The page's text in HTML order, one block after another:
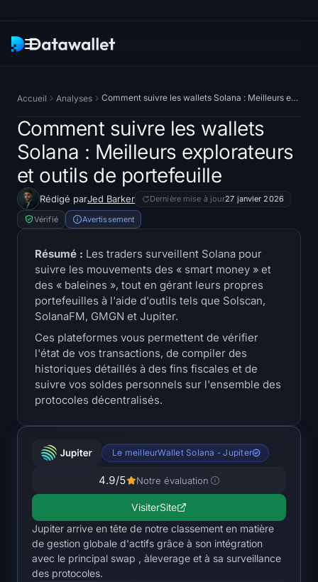
Recherche
Trackers ETF
ETFs Bitcoin
ETFs Ethereum
ETFs Solana
ETFs Hyperliquid
Trésoreries
Trésoreries Bitcoin
Trésoreries Ethereum
Toutes les Liquidations
Heatmap BTC
Accueil Analyses Comment suivre les wallets Solana : Meilleurs explorateurs et outils de portefeuille
Comment suivre les wallets
Solana : Meilleurs explorateurs
et outils de portefeuille
Rédigé parJed Barker Dernière mise à jour27 janvier 2026
Vérifié Avertissement
Résumé : Les traders surveillent Solana pour
suivre les mouvements des « smart money » et
des « baleines », tout en gérant leurs propres
portefeuilles à l'aide d'outils tels que Solscan,
SolanaFM, GMGN et Jupiter.
Ces plateformes vous permettent de vérifier
l'état de vos transactions, de compiler des
historiques détaillés à des fins fiscales et de
suivre vos soldes personnels sur l'ensemble des
protocoles décentralisés.
Le meilleurWallet Solana - Jupiter
4.9/5 Notre évaluation
VisiterSite
Jupiter arrive en tête de notre classement en matière
de gestion globale d'actifs grâce à son intégration
avec le principal swap , àleverage et à sa surveillance
des protocoles.